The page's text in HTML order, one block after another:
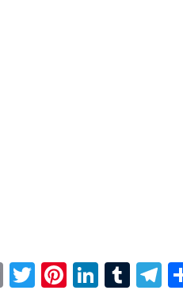
EmailTwitter
Pinterest